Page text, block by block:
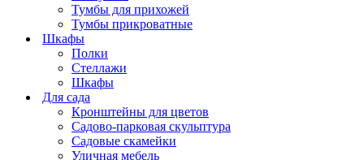
Тумбы для прихожей
Тумбы прикроватные
Шкафы
Полки
Стеллажи
Шкафы
Для сада
Кронштейны для цветов
Садово-парковая скульптура
Садовые скамейки
Уличная мебель